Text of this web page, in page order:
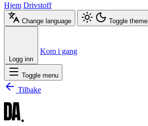
Hjem Drivstoff
Change language Toggle theme
Logg inn
Kom i gang
Toggle menu
Tilbake